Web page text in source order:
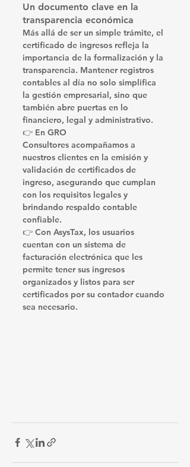
Un documento clave en la
transparencia económica
Más allá de ser un simple trámite, el
certificado de ingresos refleja la
importancia de la formalización y la
transparencia. Mantener registros
contables al día no solo simplifica
la gestión empresarial, sino que
también abre puertas en lo
financiero, legal y administrativo.
👉 En GRO
Consultores acompañamos a
nuestros clientes en la emisión y
validación de certificados de
ingreso, asegurando que cumplan
con los requisitos legales y
brindando respaldo contable
confiable.
👉 Con AsysTax, los usuarios
cuentan con un sistema de
facturación electrónica que les
permite tener sus ingresos
organizados y listos para ser
certificados por su contador cuando
sea necesario.